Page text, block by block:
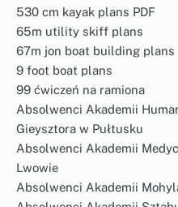
530 cm kayak plans PDF
65m utility skiff plans
67m jon boat building plans
9 foot boat plans
99 ćwiczeń na ramiona
Absolwenci Akademii
Gieysztora w Pułtusku
Absolwenci Akademii
Lwowie
Absolwenci Akademii